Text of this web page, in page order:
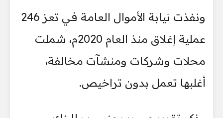
ونفذت نيابة الأموال العامة في تعز 246
عملية إغلاق منذ العام 2020م، شملت
محلات وشركات ومنشآت مخالفة،
أغلبها تعمل بدون تراخيص.